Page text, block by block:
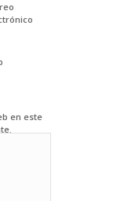
en este